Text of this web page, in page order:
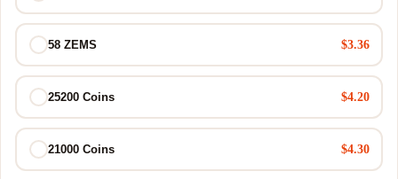
58 ZEMS $3.36
25200 Coins $4.20
21000 Coins $4.30